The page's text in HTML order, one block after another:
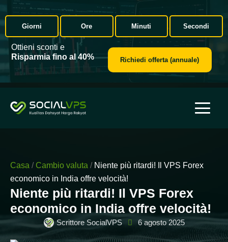
Giorni Ore Minuti Secondi
Ottieni sconti e
Risparmia fino al 40%
Richiedi offerta (annuale)
Casa / Cambio valuta /Niente più ritardi! Il VPS Forex
economico in India offre velocità!
Niente più ritardi! Il VPS Forex
economico in India offre velocità!
Scrittore SocialVPS 6 agosto 2025